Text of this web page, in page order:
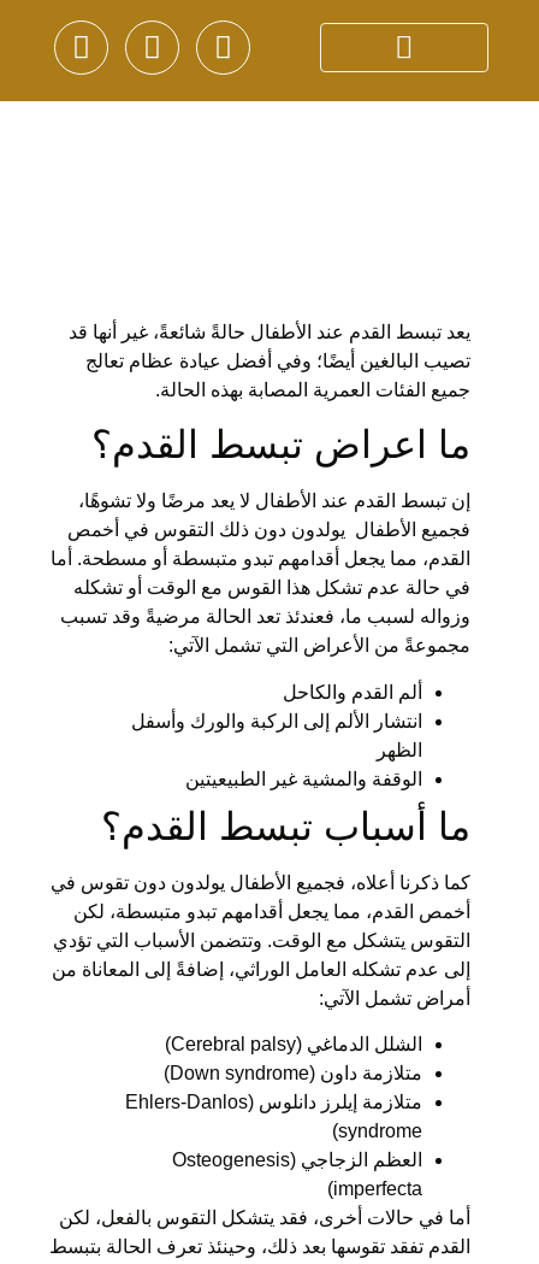
يعد تبسط القدم عند الأطفال حالةً شائعةً، غير أنها قد
تصيب البالغين أيضًا؛ وفي أفضل عيادة عظام تعالج
جميع الفئات العمرية المصابة بهذه الحالة.
ما اعراض تبسط القدم؟
إن تبسط القدم عند الأطفال لا يعد مرضًا ولا تشوهًا،
فجميع الأطفال يولدون دون ذلك التقوس في أخمص
القدم، مما يجعل أقدامهم تبدو متبسطة أو مسطحة. أما
في حالة عدم تشكل هذا القوس مع الوقت أو تشكله
وزواله لسبب ما، فعندئذ تعد الحالة مرضيةً وقد تسبب
مجموعةً من الأعراض التي تشمل الآتي:
ألم القدم والكاحل
انتشار الألم إلى الركبة والورك وأسفل
الظهر
الوقفة والمشية غير الطبيعيتين
ما أسباب تبسط القدم؟
كما ذكرنا أعلاه، فجميع الأطفال يولدون دون تقوس في
أخمص القدم، مما يجعل أقدامهم تبدو متبسطة، لكن
التقوس يتشكل مع الوقت. وتتضمن الأسباب التي تؤدي
إلى عدم تشكله العامل الوراثي، إضافةً إلى المعاناة من
أمراض تشمل الآتي:
الشلل الدماغي (Cerebral palsy)
متلازمة داون (Down syndrome)
متلازمة إيلرز دانلوس (Ehlers-Danlos
syndrome)
العظم الزجاجي (Osteogenesis
imperfecta)
أما في حالات أخرى، فقد يتشكل التقوس بالفعل، لكن
القدم تفقد تقوسها بعد ذلك، وحينئذ تعرف الحالة بتبسط